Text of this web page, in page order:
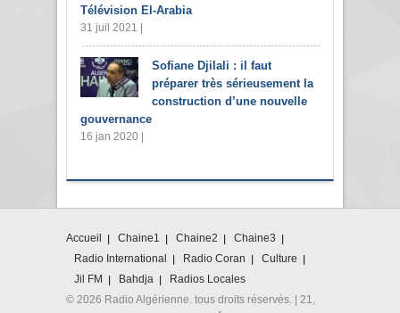
Télévision El-Arabia
31 juil 2021 |
Sofiane Djilali : il faut
préparer très sérieusement la
construction d’une nouvelle
gouvernance
16 jan 2020 |
Accueil Chaine1 Chaine2
Chaine3
Radio International
Radio Coran
Culture
Jil FM
Bahdja
Radios Locales
© 2026 Radio Algérienne. tous droits réservés. | 21,